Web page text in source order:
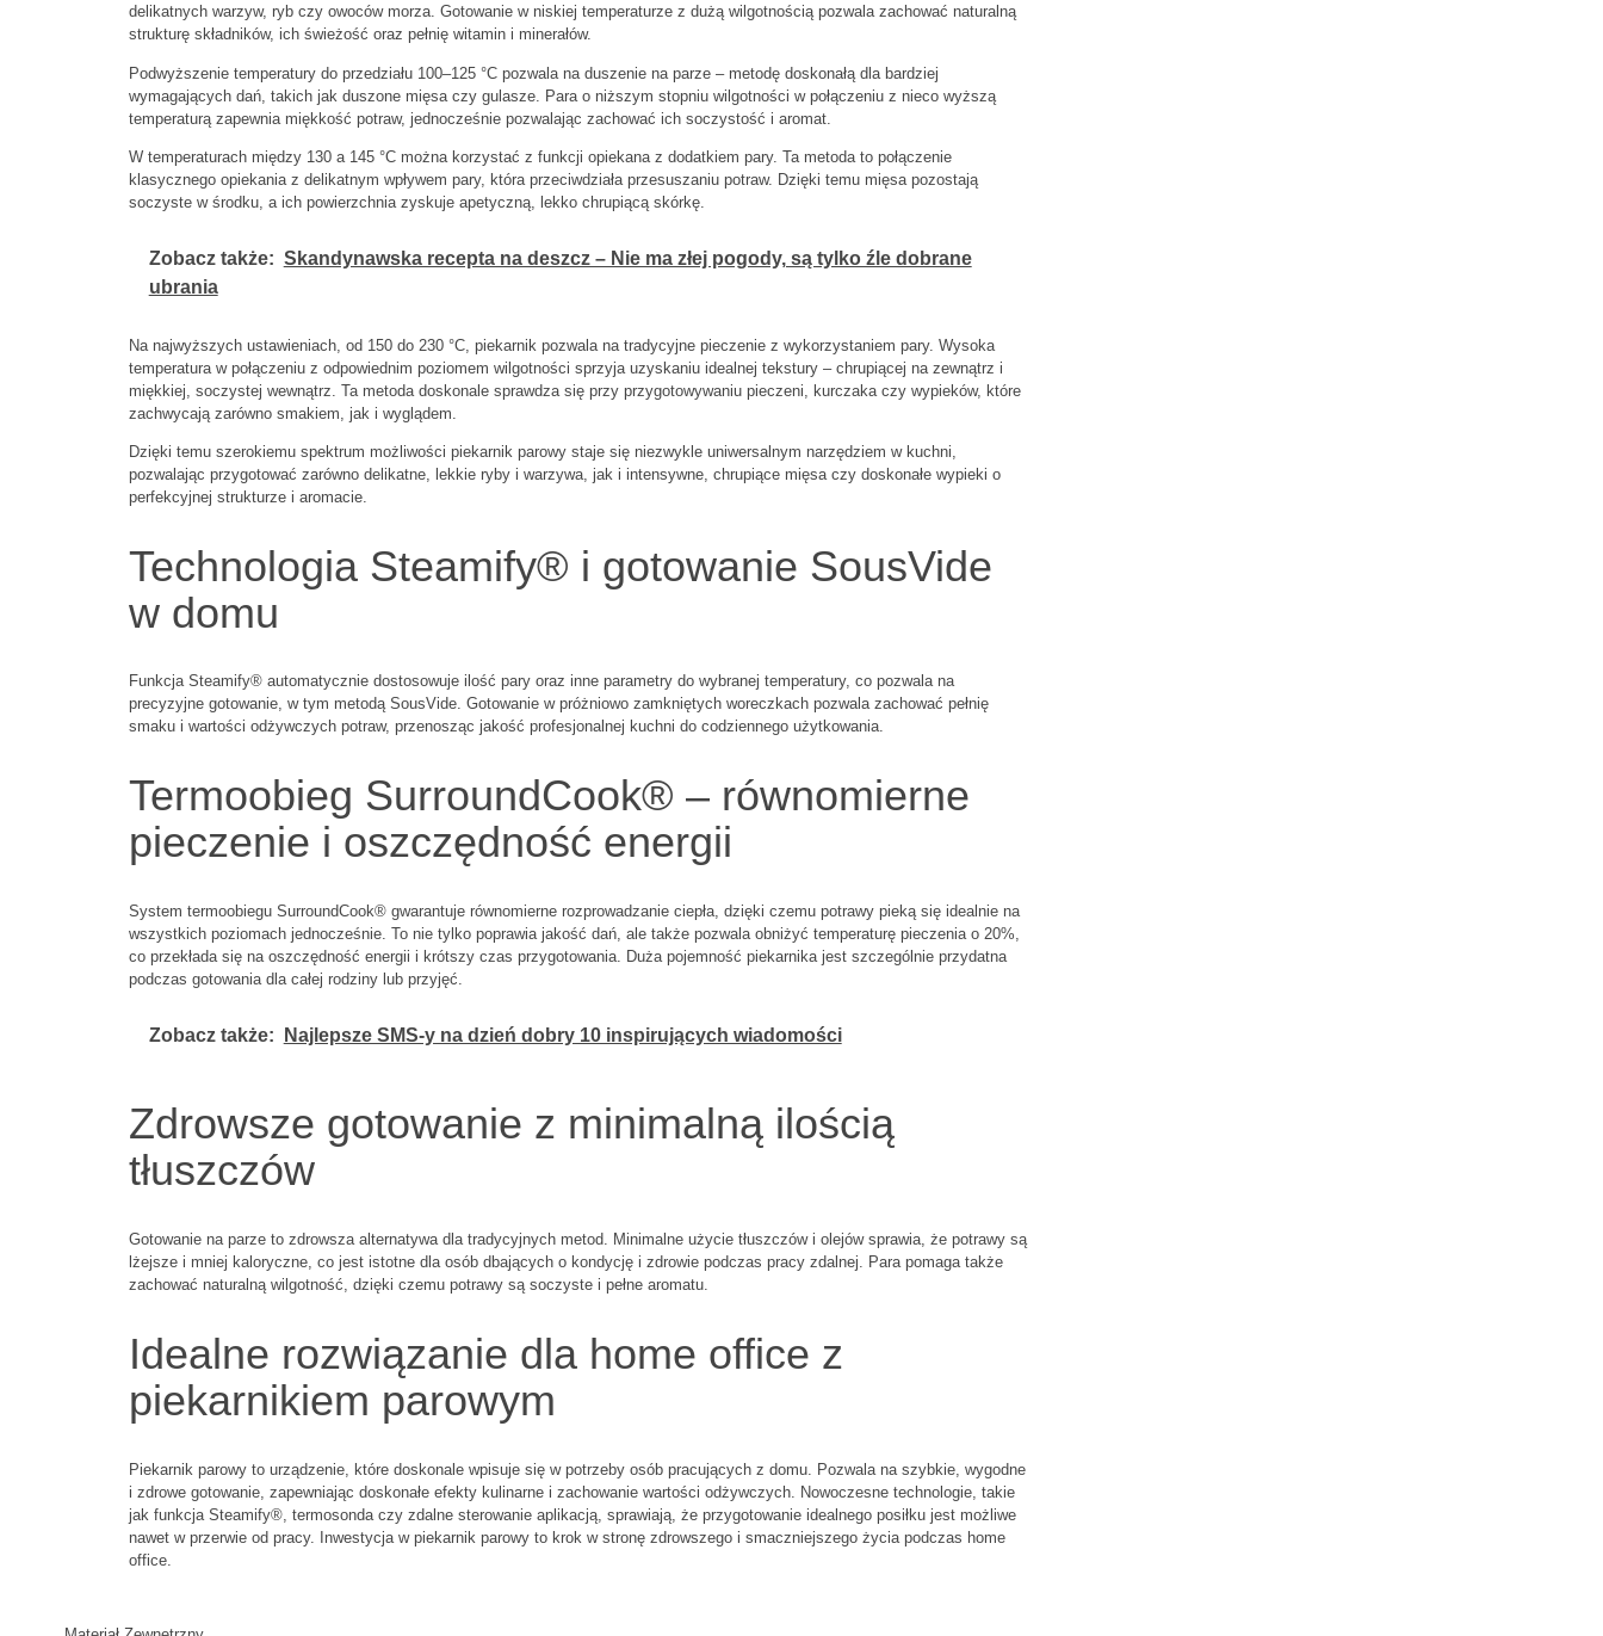
delikatnych warzyw, ryb czy owoców morza. Gotowanie w niskiej temperaturze z dużą wilgotnością pozwala zachować naturalną
strukturę składników, ich świeżość oraz pełnię witamin i minerałów.
Podwyższenie temperatury do przedziału 100–125 °C pozwala na duszenie na parze – metodę doskonałą dla bardziej
wymagających dań, takich jak duszone mięsa czy gulasze. Para o niższym stopniu wilgotności w połączeniu z nieco wyższą
temperaturą zapewnia miękkość potraw, jednocześnie pozwalając zachować ich soczystość i aromat.
W temperaturach między 130 a 145 °C można korzystać z funkcji opiekana z dodatkiem pary. Ta metoda to połączenie
klasycznego opiekania z delikatnym wpływem pary, która przeciwdziała przesuszaniu potraw. Dzięki temu mięsa pozostają
soczyste w środku, a ich powierzchnia zyskuje apetyczną, lekko chrupiącą skórkę.
Zobacz także: Skandynawska recepta na deszcz – Nie ma złej pogody, są tylko źle dobrane
ubrania
Na najwyższych ustawieniach, od 150 do 230 °C, piekarnik pozwala na tradycyjne pieczenie z wykorzystaniem pary. Wysoka
temperatura w połączeniu z odpowiednim poziomem wilgotności sprzyja uzyskaniu idealnej tekstury – chrupiącej na zewnątrz i
miękkiej, soczystej wewnątrz. Ta metoda doskonale sprawdza się przy przygotowywaniu pieczeni, kurczaka czy wypieków, które
zachwycają zarówno smakiem, jak i wyglądem.
Dzięki temu szerokiemu spektrum możliwości piekarnik parowy staje się niezwykle uniwersalnym narzędziem w kuchni,
pozwalając przygotować zarówno delikatne, lekkie ryby i warzywa, jak i intensywne, chrupiące mięsa czy doskonałe wypieki o
perfekcyjnej strukturze i aromacie.
Technologia Steamify® i gotowanie SousVide
w domu
Funkcja Steamify® automatycznie dostosowuje ilość pary oraz inne parametry do wybranej temperatury, co pozwala na
precyzyjne gotowanie, w tym metodą SousVide. Gotowanie w próżniowo zamkniętych woreczkach pozwala zachować pełnię
smaku i wartości odżywczych potraw, przenosząc jakość profesjonalnej kuchni do codziennego użytkowania.
Termoobieg SurroundCook® – równomierne
pieczenie i oszczędność energii
System termoobiegu SurroundCook® gwarantuje równomierne rozprowadzanie ciepła, dzięki czemu potrawy pieką się idealnie na
wszystkich poziomach jednocześnie. To nie tylko poprawia jakość dań, ale także pozwala obniżyć temperaturę pieczenia o 20%,
co przekłada się na oszczędność energii i krótszy czas przygotowania. Duża pojemność piekarnika jest szczególnie przydatna
podczas gotowania dla całej rodziny lub przyjęć.
Zobacz także: Najlepsze SMS-y na dzień dobry 10 inspirujących wiadomości
Zdrowsze gotowanie z minimalną ilością
tłuszczów
Gotowanie na parze to zdrowsza alternatywa dla tradycyjnych metod. Minimalne użycie tłuszczów i olejów sprawia, że potrawy są
lżejsze i mniej kaloryczne, co jest istotne dla osób dbających o kondycję i zdrowie podczas pracy zdalnej. Para pomaga także
zachować naturalną wilgotność, dzięki czemu potrawy są soczyste i pełne aromatu.
Idealne rozwiązanie dla home office z
piekarnikiem parowym
Piekarnik parowy to urządzenie, które doskonale wpisuje się w potrzeby osób pracujących z domu. Pozwala na szybkie, wygodne
i zdrowe gotowanie, zapewniając doskonałe efekty kulinarne i zachowanie wartości odżywczych. Nowoczesne technologie, takie
jak funkcja Steamify®, termosonda czy zdalne sterowanie aplikacją, sprawiają, że przygotowanie idealnego posiłku jest możliwe
nawet w przerwie od pracy. Inwestycja w piekarnik parowy to krok w stronę zdrowszego i smaczniejszego życia podczas home
office.